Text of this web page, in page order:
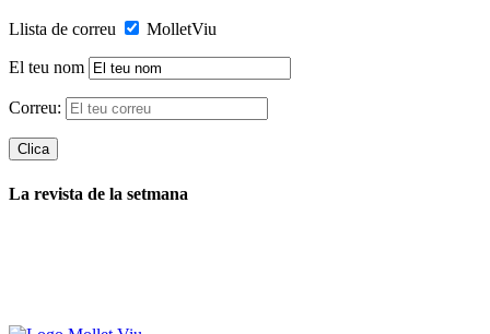
Llista de correu MolletViu
El teu nom
Correu:
La revista de la setmana